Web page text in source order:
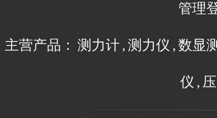
管理
主营产品： 测力计 , 测力仪 , 数显
仪 ,